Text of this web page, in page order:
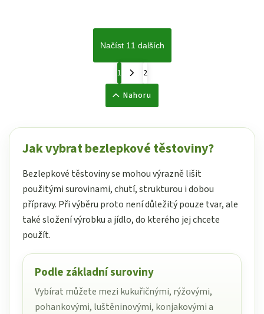
Načíst 11 dalších
1
2
Nahoru
Jak vybrat bezlepkové těstoviny?
Bezlepkové těstoviny se mohou výrazně lišit
použitými surovinami, chutí, strukturou i dobou
přípravy. Při výběru proto není důležitý pouze tvar, ale
také složení výrobku a jídlo, do kterého jej chcete
použít.
Podle základní suroviny
Vybírat můžete mezi kukuřičnými, rýžovými,
pohankovými, luštěninovými, konjakovými a